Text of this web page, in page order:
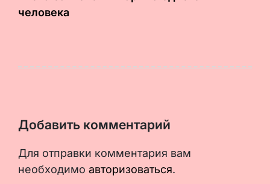
человека
Добавить комментарий
Для отправки комментария вам
необходимо авторизоваться.